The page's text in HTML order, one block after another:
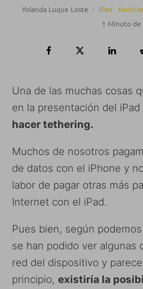
Yolanda Luque Loste · iPad
1 Minuto
Una de las muchas cosas
en la presentación del iPad
hacer tethering.
Muchos de nosotros
de datos con el iPhone y
labor de pagar otras más
Internet con el iPad.
Pues bien, según
se han podido ver algunas
red del dispositivo y
principio, existiría la